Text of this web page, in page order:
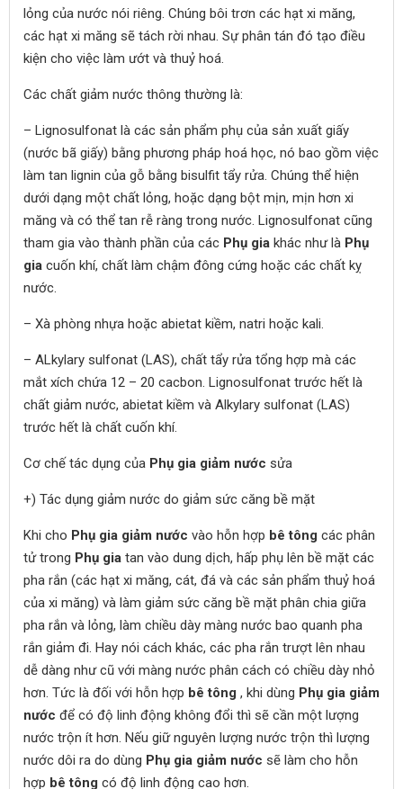
lỏng của nước nói riêng. Chúng bôi trơn các hạt xi măng,
các hạt xi măng sẽ tách rời nhau. Sự phân tán đó tạo điều
kiện cho việc làm ướt và thuỷ hoá.
Các chất giảm nước thông thường là:
– Lignosulfonat là các sản phẩm phụ của sản xuất giấy
(nước bã giấy) bằng phương pháp hoá học, nó bao gồm việc
làm tan lignin của gỗ bằng bisulfit tẩy rửa. Chúng thể hiện
dưới dạng một chất lỏng, hoặc dạng bột mịn, mịn hơn xi
măng và có thể tan rễ ràng trong nước. Lignosulfonat cũng
tham gia vào thành phần của các Phụ gia khác như là Phụ
gia cuốn khí, chất làm chậm đông cứng hoặc các chất kỵ
nước.
– Xà phòng nhựa hoặc abietat kiềm, natri hoặc kali.
– ALkylary sulfonat (LAS), chất tẩy rửa tổng hợp mà các
mắt xích chứa 12 – 20 cacbon. Lignosulfonat trước hết là
chất giảm nước, abietat kiềm và Alkylary sulfonat (LAS)
trước hết là chất cuốn khí.
Cơ chế tác dụng của Phụ gia giảm nước sửa
+) Tác dụng giảm nước do giảm sức căng bề mặt
Khi cho Phụ gia giảm nước vào hỗn hợp bê tông các phân
tử trong Phụ gia tan vào dung dịch, hấp phụ lên bề mặt các
pha rắn (các hạt xi măng, cát, đá và các sản phẩm thuỷ hoá
của xi măng) và làm giảm sức căng bề mặt phân chia giữa
pha rắn và lỏng, làm chiều dày màng nước bao quanh pha
rắn giảm đi. Hay nói cách khác, các pha rắn trượt lên nhau
dễ dàng như cũ với màng nước phân cách có chiều dày nhỏ
hơn. Tức là đối với hỗn hợp bê tông , khi dùng Phụ gia giảm
nước để có độ linh động không đổi thì sẽ cần một lượng
nước trộn ít hơn. Nếu giữ nguyên lượng nước trộn thì lượng
nước dôi ra do dùng Phụ gia giảm nước sẽ làm cho hỗn
hợp bê tông có độ linh động cao hơn.